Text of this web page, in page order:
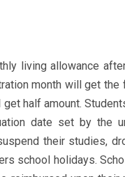
living allowance
month will get
half amount.
date set by the
their studies,
school holidays.